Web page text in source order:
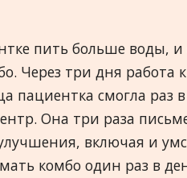
пить больше воды, и
Через три дня работа
пациентка смогла раз
Она три раза
включая и
комбо один раз в